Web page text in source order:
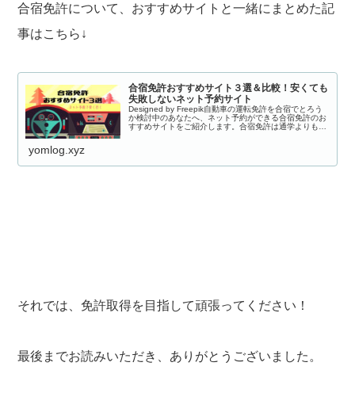
合宿免許について、おすすめサイトと一緒にまとめた記
事はこちら↓
合宿免許おすすめサイト３選＆比較！安くても
失敗しないネット予約サイト
Designed by Freepik自動車の運転免許を合宿でとろう
か検討中のあなたへ、ネット予約ができる合宿免許のお
すすめサイトをご紹介します。合宿免許は通学よりも
yomlog.xyz
それでは、免許取得を目指して頑張ってください！
最後までお読みいただき、ありがとうございました。